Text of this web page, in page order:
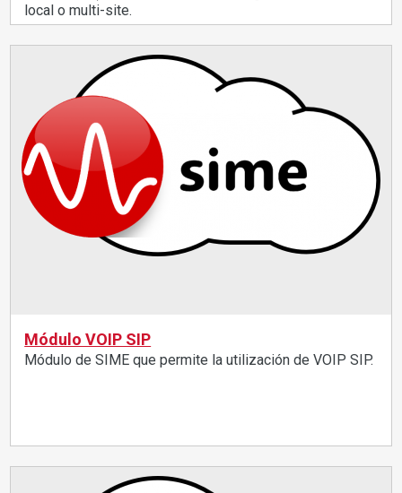
local o multi-site.
Módulo VOIP SIP
Módulo de SIME que permite la utilización de VOIP SIP.